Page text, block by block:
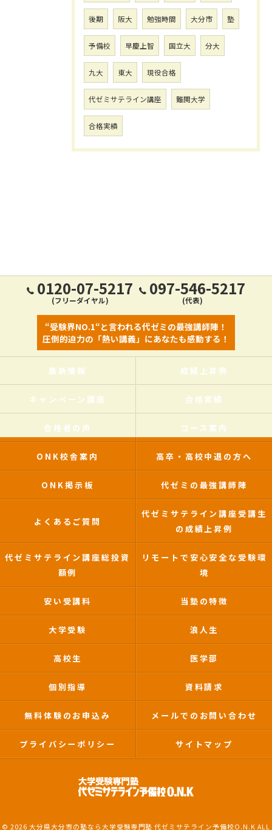
後期 阪大 勉強時間 大分市 塾
予備校 早慶上智 国立大 分大
九大 東大 現役合格
代ゼミサテライン講座 難関大学
合格実績
0120-07-5217
(フリーダイヤル)
097-546-5217
(代表)
“受験界NO.1“と言われる代ゼミの最強講師陣！
圧倒的迫力の「熱い講義」にあなたも感動する！
最新情報 成績上昇例
キャンペーン講座 合格実績
合格者の声 コース案内
ONK校舎案内 高卒・高校中退の方へ
ONK掲示板 代ゼミの最強講師陣
よくあるご質問
代ゼミサテライン講座受講生
の成績上昇例
代ゼミサテライン講座総投資
額例
リモートで安心安全な受験環
境
安い受講料 当塾の特徴
大学受験 浪人生
高校生 医学部
個別指導 資料請求
無料体験のお申込み メールでのお問い合わせ
プライバシーポリシー サイトマップ
© 2026 大分県大分市の塾なら大学受験専門塾 代ゼミサテライン予備校O.N.K ALL